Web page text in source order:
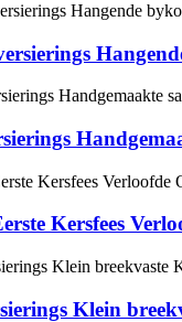
Kersfees
Klein